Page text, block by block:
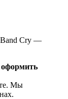
Band Cry —
оформить
Мы